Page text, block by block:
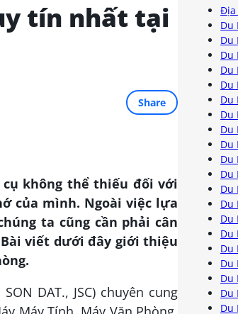
tín nhất tại
Share
cụ không thể thiếu đối với
của mình. Ngoài việc lựa
ta cũng cần phải cân
viết dưới đây giới thiệu
DAT., JSC) chuyên cung
Địa
Du
Du
Du
Du
Du
Du
Du
Du
Du
Du
Du
Du
Du
Du
Du
Du
Du
Du
Du
Du